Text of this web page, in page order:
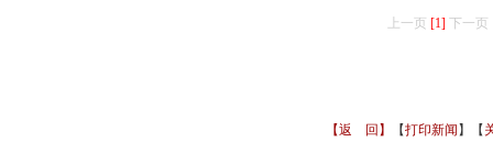
上一页 [1] 下一页
【返 回】 【打印新闻 】【